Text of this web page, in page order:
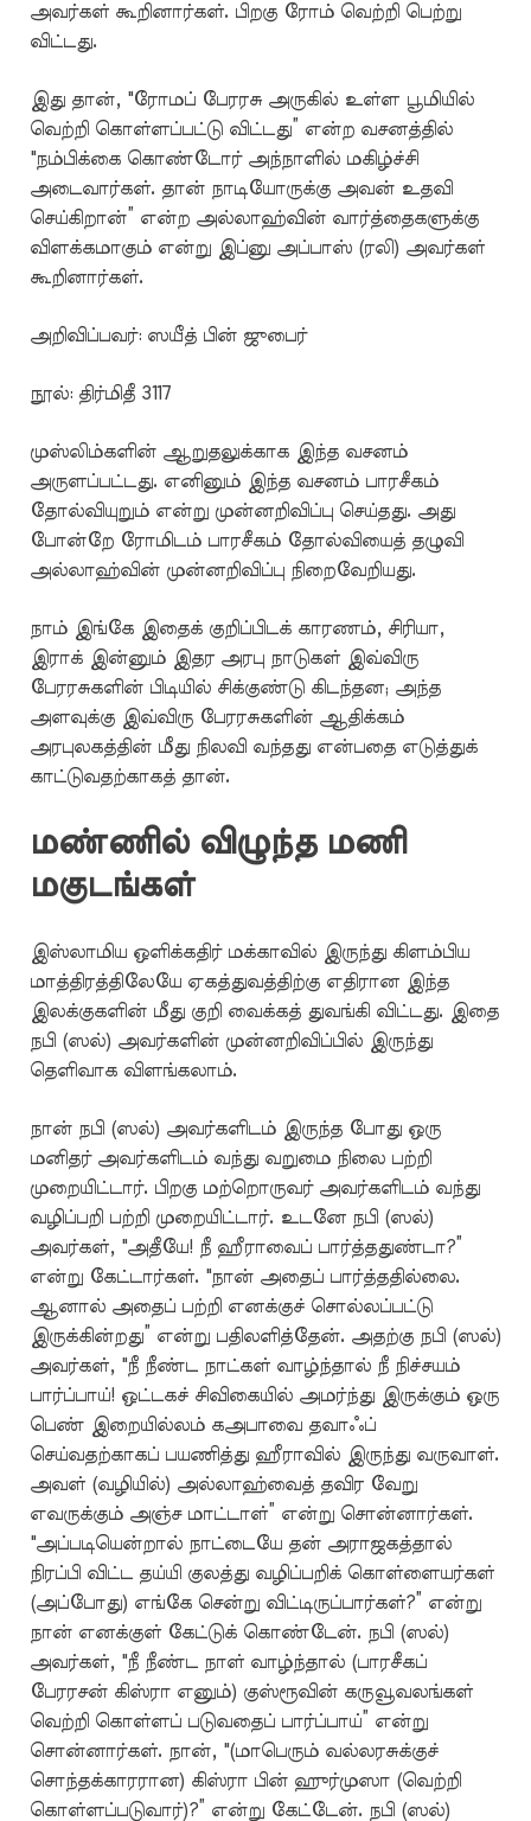
அவர்கள் கூறினார்கள். பிறகு ரோம் வெற்றி பெற்று
விட்டது.
இது தான், "ரோமப் பேரரசு அருகில் உள்ள பூமியில்
வெற்றி கொள்ளப்பட்டு விட்டது” என்ற வசனத்தில்
"நம்பிக்கை கொண்டோர் அந்நாளில் மகிழ்ச்சி
அடைவார்கள். தான் நாடியோருக்கு அவன் உதவி
செய்கிறான்” என்ற அல்லாஹ்வின் வார்த்தைகளுக்கு
விளக்கமாகும் என்று இப்னு அப்பாஸ் (ரலி) அவர்கள்
கூறினார்கள்.
அறிவிப்பவர்: ஸயீத் பின் ஜுபைர்
நூல்: திர்மிதீ 3117
முஸ்லிம்களின் ஆறுதலுக்காக இந்த வசனம்
அருளப்பட்டது. எனினும் இந்த வசனம் பாரசீகம்
தோல்வியுறும் என்று முன்னறிவிப்பு செய்தது. அது
போன்றே ரோமிடம் பாரசீகம் தோல்வியைத் தழுவி
அல்லாஹ்வின் முன்னறிவிப்பு நிறைவேறியது.
நாம் இங்கே இதைக் குறிப்பிடக் காரணம், சிரியா,
இராக் இன்னும் இதர அரபு நாடுகள் இவ்விரு
பேரரசுகளின் பிடியில் சிக்குண்டு கிடந்தன; அந்த
அளவுக்கு இவ்விரு பேரரசுகளின் ஆதிக்கம்
அரபுலகத்தின் மீது நிலவி வந்தது என்பதை எடுத்துக்
காட்டுவதற்காகத் தான்.
மண்ணில் விழுந்த மணி
மகுடங்கள்
இஸ்லாமிய ஒளிக்கதிர் மக்காவில் இருந்து கிளம்பிய
மாத்திரத்திலேயே ஏகத்துவத்திற்கு எதிரான இந்த
இலக்குகளின் மீது குறி வைக்கத் துவங்கி விட்டது. இதை
நபி (ஸல்) அவர்களின் முன்னறிவிப்பில் இருந்து
தெளிவாக விளங்கலாம்.
நான் நபி (ஸல்) அவர்களிடம் இருந்த போது ஒரு
மனிதர் அவர்களிடம் வந்து வறுமை நிலை பற்றி
முறையிட்டார். பிறகு மற்றொருவர் அவர்களிடம் வந்து
வழிப்பறி பற்றி முறையிட்டார். உடனே நபி (ஸல்)
அவர்கள், "அதீயே! நீ ஹீராவைப் பார்த்ததுண்டா?”
என்று கேட்டார்கள். "நான் அதைப் பார்த்ததில்லை.
ஆனால் அதைப் பற்றி எனக்குச் சொல்லப்பட்டு
இருக்கின்றது” என்று பதிலளித்தேன். அதற்கு நபி (ஸல்)
அவர்கள், "நீ நீண்ட நாட்கள் வாழ்ந்தால் நீ நிச்சயம்
பார்ப்பாய்! ஒட்டகச் சிவிகையில் அமர்ந்து இருக்கும் ஒரு
பெண் இறையில்லம் கஅபாவை தவாஃப்
செய்வதற்காகப் பயணித்து ஹீராவில் இருந்து வருவாள்.
அவள் (வழியில்) அல்லாஹ்வைத் தவிர வேறு
எவருக்கும் அஞ்ச மாட்டாள்” என்று சொன்னார்கள்.
"அப்படியென்றால் நாட்டையே தன் அராஜகத்தால்
நிரப்பி விட்ட தய்யி குலத்து வழிப்பறிக் கொள்ளையர்கள்
(அப்போது) எங்கே சென்று விட்டிருப்பார்கள்?” என்று
நான் எனக்குள் கேட்டுக் கொண்டேன். நபி (ஸல்)
அவர்கள், "நீ நீண்ட நாள் வாழ்ந்தால் (பாரசீகப்
பேரரசன் கிஸ்ரா எனும்) குஸ்ரூவின் கருவூவலங்கள்
வெற்றி கொள்ளப் படுவதைப் பார்ப்பாய்” என்று
சொன்னார்கள். நான், "(மாபெரும் வல்லரசுக்குச்
சொந்தக்காரரான) கிஸ்ரா பின் ஹுர்முஸா (வெற்றி
கொள்ளப்படுவார்)?” என்று கேட்டேன். நபி (ஸல்)